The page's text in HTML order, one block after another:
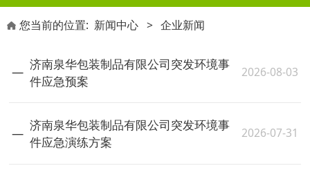
您当前的位置: 新闻中心 > 企业新闻
济南泉华包装制品有限公司突发环境事
件应急预案
2026-08-03
济南泉华包装制品有限公司突发环境事
件应急演练方案
2026-07-31